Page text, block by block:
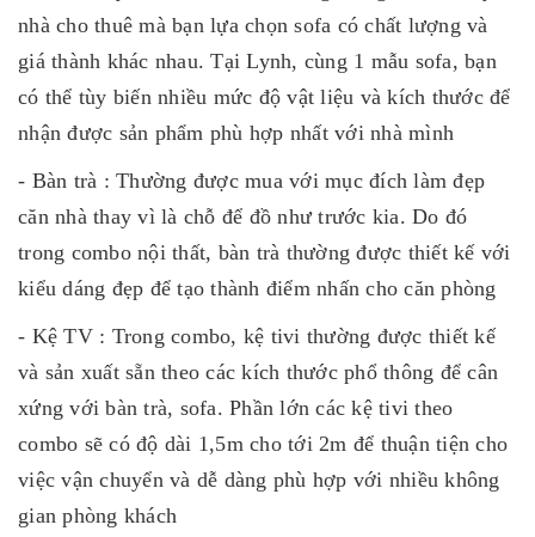
nhà cho thuê mà bạn lựa chọn sofa có chất lượng và
giá thành khác nhau. Tại Lynh, cùng 1 mẫu sofa, bạn
có thể tùy biến nhiều mức độ vật liệu và kích thước để
nhận được sản phẩm phù hợp nhất với nhà mình
- Bàn trà : Thường được mua với mục đích làm đẹp
căn nhà thay vì là chỗ để đồ như trước kia. Do đó
trong combo nội thất, bàn trà thường được thiết kế với
kiểu dáng đẹp để tạo thành điểm nhấn cho căn phòng
- Kệ TV : Trong combo, kệ tivi thường được thiết kế
và sản xuất sẵn theo các kích thước phổ thông để cân
xứng với bàn trà, sofa. Phần lớn các kệ tivi theo
combo sẽ có độ dài 1,5m cho tới 2m để thuận tiện cho
việc vận chuyển và dễ dàng phù hợp với nhiều không
gian phòng khách